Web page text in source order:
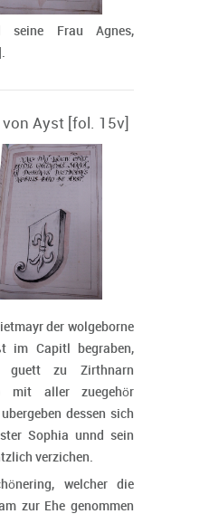
seine Frau Agnes,
Ayst [fol. 15v]
der wolgeborne
im Capitl begraben,
zu Zirthnarn
mit aller zuegehör
dessen sich
Sophia unnd sein
verzichen.
welcher die
zur Ehe genommen